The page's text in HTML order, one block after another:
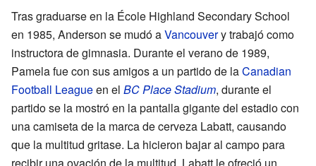
Tras graduarse en la École Highland Secondary School
en 1985, Anderson se mudó aVancouvery trabajó como
instructora de gimnasia. Durante el verano de 1989,
Pamela fue con sus amigos a un partido de laCanadian
Football Leagueen el BC Place Stadium, durante el
partido se la mostró en la pantalla gigante del estadio con
una camiseta de la marca de cerveza Labatt, causando
que la multitud gritase. La hicieron bajar al campo para